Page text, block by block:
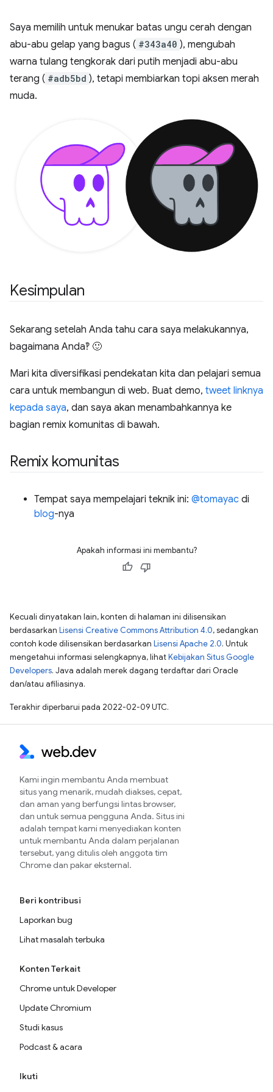
Saya memilih untuk menukar batas ungu cerah dengan
abu-abu gelap yang bagus ( #343a40 ), mengubah
warna tulang tengkorak dari putih menjadi abu-abu
terang ( #adb5bd ), tetapi membiarkan topi aksen merah
muda.
Kesimpulan
Sekarang setelah Anda tahu cara saya melakukannya,
bagaimana Anda‽ 🙂
Mari kita diversifikasi pendekatan kita dan pelajari semua
cara untuk membangun di web. Buat demo, tweet linknya
kepada saya, dan saya akan menambahkannya ke
bagian remix komunitas di bawah.
Remix komunitas
Tempat saya mempelajari teknik ini: @tomayac di
blog-nya
Apakah informasi ini membantu?
Kecuali dinyatakan lain, konten di halaman ini dilisensikan
berdasarkan Lisensi Creative Commons Attribution 4.0, sedangkan
contoh kode dilisensikan berdasarkan Lisensi Apache 2.0. Untuk
mengetahui informasi selengkapnya, lihatKebijakan Situs Google
Developers. Java adalah merek dagang terdaftar dari Oracle
dan/atau afiliasinya.
Terakhir diperbarui pada 2022-02-09 UTC.
Kami ingin membantu Anda membuat
situs yang menarik, mudah diakses, cepat,
dan aman yang berfungsi lintas browser,
dan untuk semua pengguna Anda. Situs ini
adalah tempat kami menyediakan konten
untuk membantu Anda dalam perjalanan
tersebut, yang ditulis oleh anggota tim
Chrome dan pakar eksternal.
Beri kontribusi
Laporkan bug
Lihat masalah terbuka
Konten Terkait
Chrome untuk Developer
Update Chromium
Studi kasus
Podcast & acara
Ikuti